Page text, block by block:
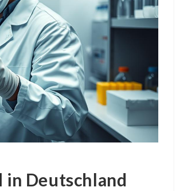
in Deutschland